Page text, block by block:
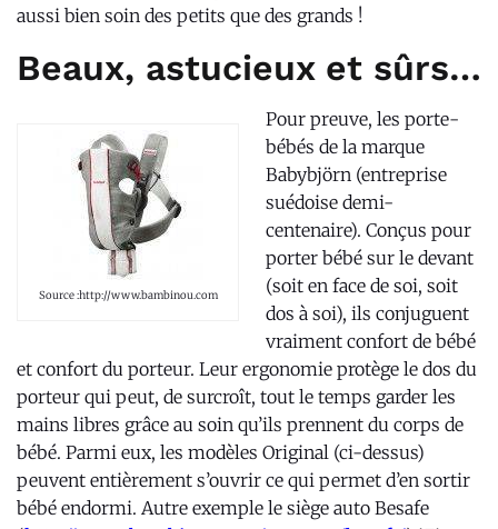
aussi bien soin des petits que des grands !
Beaux, astucieux et sûrs…
Source :http://www.bambinou.com
Pour preuve, les porte-
bébés de la marque
Babybjörn (entreprise
suédoise demi-
centenaire). Conçus pour
porter bébé sur le devant
(soit en face de soi, soit
dos à soi), ils conjuguent
vraiment confort de bébé
et confort du porteur. Leur ergonomie protège le dos du
porteur qui peut, de surcroît, tout le temps garder les
mains libres grâce au soin qu’ils prennent du corps de
bébé. Parmi eux, les modèles Original (ci-dessus)
peuvent entièrement s’ouvrir ce qui permet d’en sortir
bébé endormi. Autre exemple le siège auto Besafe